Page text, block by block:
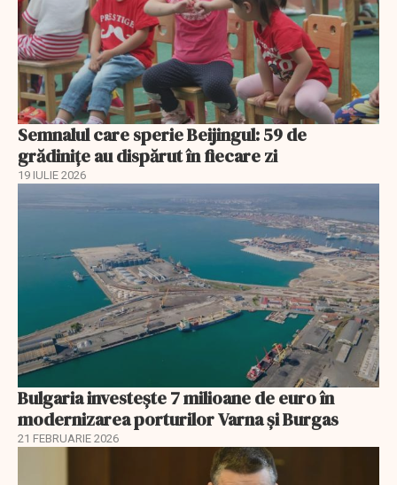
Semnalul care sperie Beijingul: 59 de
grădinițe au dispărut în fiecare zi
19 IULIE 2026
Bulgaria investește 7 milioane de euro în
modernizarea porturilor Varna și Burgas
21 FEBRUARIE 2026